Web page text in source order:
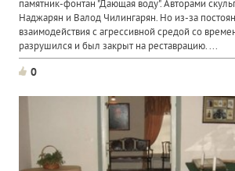
памятник-фонтан "Дающая воду". Авторами
Наджарян и Валод Чилингарян. Но из-за
взаимодействия с агрессивной средой со
разрушился и был закрыт на реставрацию. ...
0